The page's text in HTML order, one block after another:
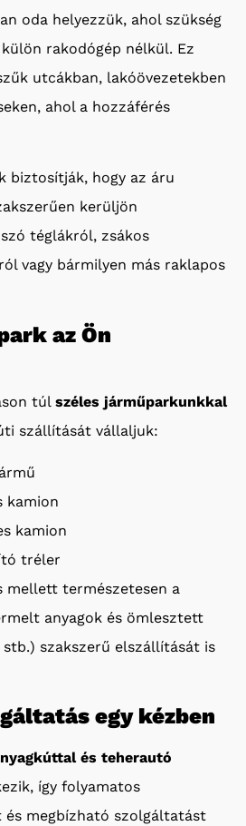
oda helyezzük, ahol szükség
rakodógép nélkül. Ez
utcákban, lakóövezetekben
ahol a hozzáférés
biztosítják, hogy az áru
kerüljön
téglákról, zsákos
vagy bármilyen más raklapos
az Ön
túl széles járműparkunkkal
szállítását vállaljuk:
kamion
kamion
tréler
mellett természetesen a
anyagok és ömlesztett
szakszerű elszállítását is
egy kézben
és teherautó
így folyamatos
és megbízható szolgáltatást